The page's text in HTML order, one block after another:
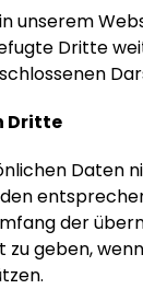
unserem
Dritte
Dritte
Daten
der
geben,